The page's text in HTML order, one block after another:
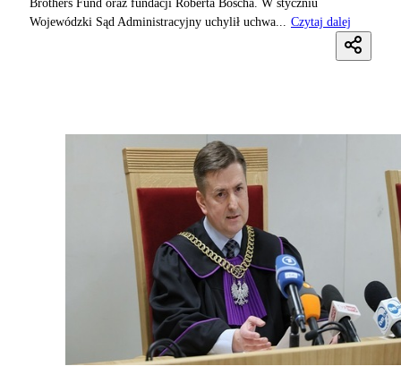
Brothers Fund oraz fundacji Roberta Boscha. W styczniu
Wojewódzki Sąd Administracyjny uchylił uchwa... Czytaj dalej